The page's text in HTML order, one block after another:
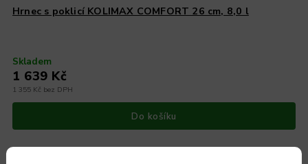
Hrnec s poklicí KOLIMAX COMFORT 26 cm, 8,0 l
Skladem
1 355 Kč bez DPH
1 639 Kč
Do košíku